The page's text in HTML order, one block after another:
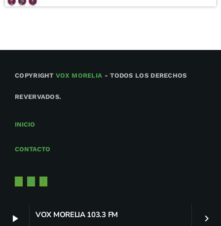
play_arrow VOX MORELIA 103.3 FM keyboard_arrow_right
COPYRIGHTVOX MORELIA - TODOS LOS DERECHOS
REVERVADOS.
INICIO
CONTACTO